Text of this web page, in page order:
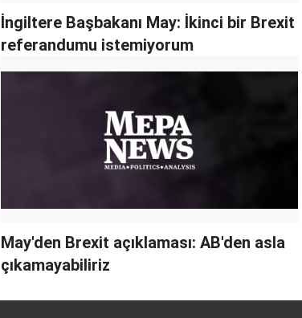
İngiltere Başbakanı May: İkinci bir Brexit
referandumu istemiyorum
May'den Brexit açıklaması: AB'den asla
çıkamayabiliriz